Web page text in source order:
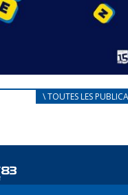
D’ACCUEIL
au mieux les
\ TOUTES LES